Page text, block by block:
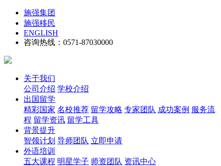
施强集团
施强移民
ENGLISH
咨询热线：0571-87030000
关于我们
公司介绍 学校介绍
出国留学
精彩国家 名校推荐 留学攻略 专家团队 成功案例 服务流
程 留学资讯 留学工具
背景提升
智领计划 导师团队 立即申请
外语培训
五大课程 明星学子 师资团队 资讯中心